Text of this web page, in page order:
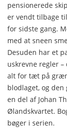
pensionerede
er vendt tilbage
for sidste gang.
med at sneen
Desuden har et
uskrevne regler
alt for tæt på
blodlaget, og
en del af Johan
Ølandskvartet.
bøger i serien.